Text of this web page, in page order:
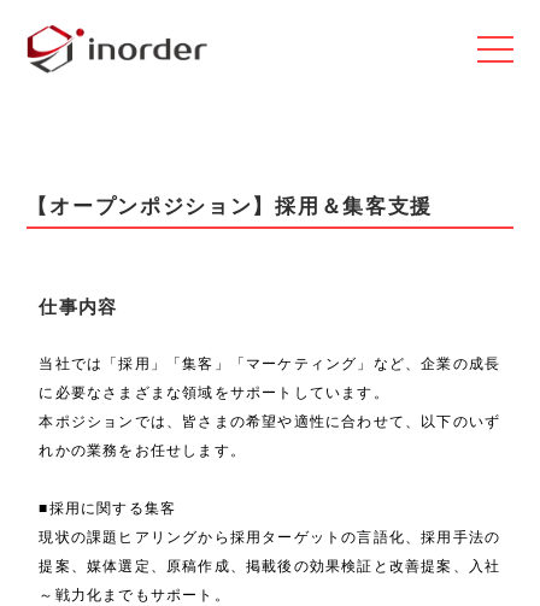
【オープンポジション】採用＆集客支援
仕事内容
当社では「採用」「集客」「マーケティング」など、企業の成長
に必要なさまざまな領域をサポートしています。
本ポジションでは、皆さまの希望や適性に合わせて、以下のいず
れかの業務をお任せします。
■採用に関する集客
現状の課題ヒアリングから採用ターゲットの言語化、採用手法の
提案、媒体選定、原稿作成、掲載後の効果検証と改善提案、入社
～戦力化までもサポート。